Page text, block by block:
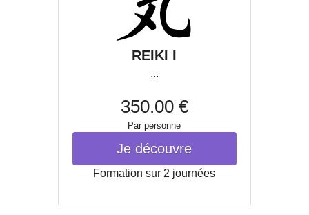
REIKI I
...
350.00 €
Par personne
Je découvre
Formation sur 2 journées